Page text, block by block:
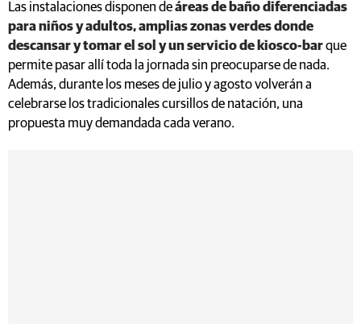
Las instalaciones disponen deáreas de baño diferenciadas
para niños y adultos, amplias zonas verdes donde
descansar y tomar el sol y un servicio de kiosco-barque
permite pasar allí toda la jornada sin preocuparse de nada.
Además, durante los meses de julio y agosto volverán a
celebrarse los tradicionales cursillos de natación, una
propuesta muy demandada cada verano.